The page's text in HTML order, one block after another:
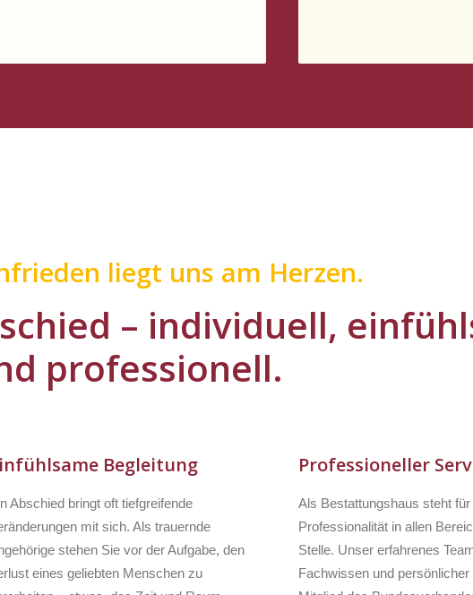
liegt uns am Herzen.
– individuell,
professionell.
Begleitung
Abschied bringt oft tiefgreifende
mit sich. Als trauernde
stehen Sie vor der Aufgabe, den
eines geliebten Menschen zu
Professioneller
Als Bestattungshaus steht für
Professionalität in allen
Stelle. Unser erfahrenes
Fachwissen und